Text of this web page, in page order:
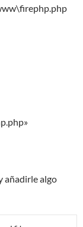
añadirle algo